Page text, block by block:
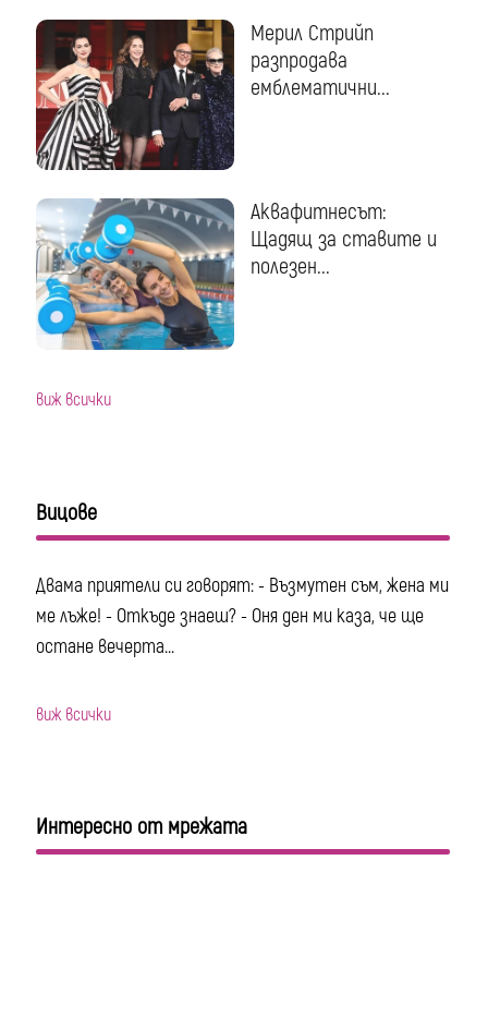
Мерил Стрийп
разпродава
емблематични...
Аквафитнесът:
Щадящ за ставите и
полезен...
виж всички
Вицове
Двама приятели си говорят: - Възмутен съм, жена ми
ме лъже! - Откъде знаеш? - Оня ден ми каза, че ще
остане вечерта...
виж всички
Интересно от мрежата